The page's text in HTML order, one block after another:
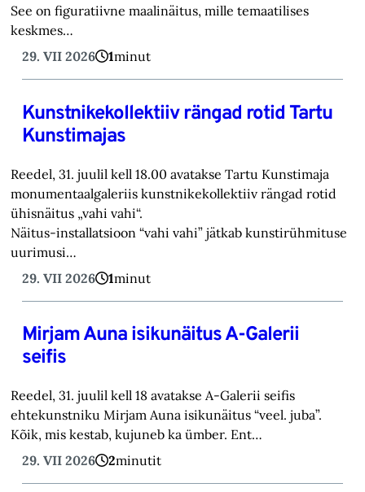
See on figuratiivne maalinäitus, mille temaatilises
keskmes…
29. VII 2026
1minut
Kunstnikekollektiiv rängad rotid Tartu
Kunstimajas
Reedel, 31. juulil kell 18.00 avatakse Tartu Kunstimaja
monumentaalgaleriis kunstnikekollektiiv rängad rotid
ühisnäitus „vahi vahi“.
Näitus-installatsioon “vahi vahi” jätkab kunstirühmituse
uurimusi…
29. VII 2026
1minut
Mirjam Auna isikunäitus A-Galerii
seifis
Reedel, 31. juulil kell 18 avatakse A-Galerii seifis
ehtekunstniku Mirjam Auna isikunäitus “veel. juba”.
Kõik, mis kestab, kujuneb ka ümber. Ent…
29. VII 2026
2minutit